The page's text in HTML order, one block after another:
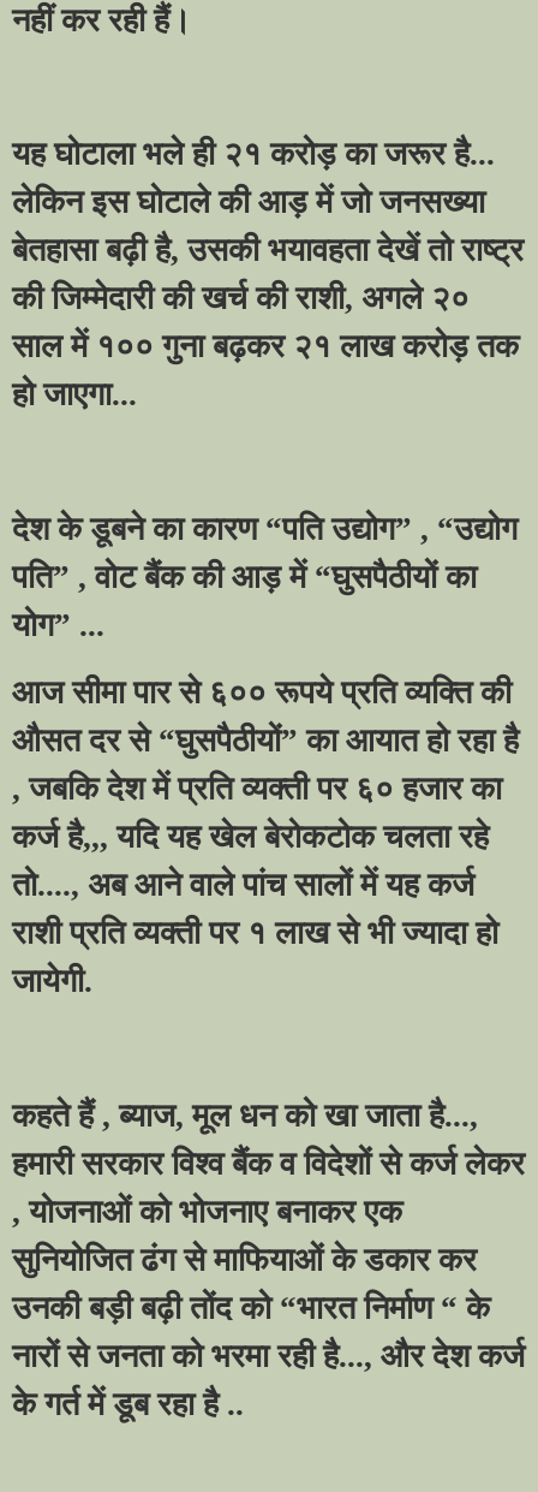
नहीं कर रही हैं।
यह घोटाला भले ही २१ करोड़ का जरूर है...
लेकिन इस घोटाले की आड़ में जो जनसख्या
बेतहासा बढ़ी है,उसकी भयावहता देखें तो राष्ट्र
की जिम्मेदारी की खर्च की राशी, अगले २०
साल में १०० गुना बढ़कर २१ लाख करोड़ तक
हो जाएगा...
देश के डूबने का कारण “पति उद्योग” , “उद्योग
पति” ,वोट बैंक की आड़ में “घुसपैठीयों का
योग” ...
आज सीमा पार से ६०० रूपये प्रति व्यक्ति की
औसत दर से “घुसपैठीयों”का आयात हो रहा है
,जबकि देश में प्रति व्यक्ती पर ६० हजार का
कर्ज है,,,यदि यह खेल बेरोकटोक चलता रहे
तो...., अब आने वाले पांच सालों में यह कर्ज
राशी प्रति व्यक्ती पर १ लाख से भी ज्यादा हो
जायेगी.
कहते हैं ,ब्याज,मूल धन को खा जाता है...,
हमारी सरकार विश्व बैंक व विदेशों से कर्ज लेकर
,योजनाओं को भोजनाए बनाकर एक
सुनियोजित ढंग से माफियाओं के डकार कर
उनकी बड़ी बढ़ी तोंद को “भारत निर्माण “के
नारों से जनता को भरमा रही है..., और देश कर्ज
के गर्त में डूब रहा है ..